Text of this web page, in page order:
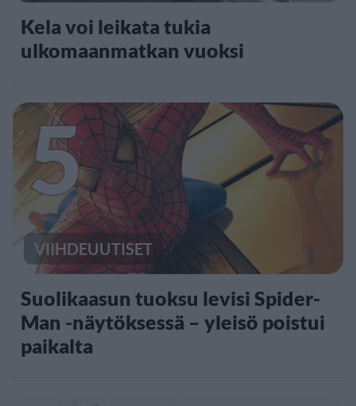
Kela voi leikata tukia
ulkomaanmatkan vuoksi
5
VIIHDEUUTISET
Suolikaasun tuoksu levisi Spider-
Man -näytöksessä – yleisö poistui
paikalta